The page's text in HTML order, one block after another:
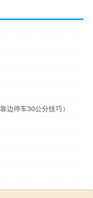
边停车30公分技巧）